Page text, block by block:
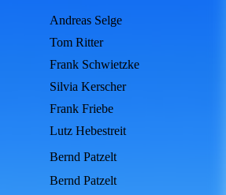
Andreas Selge
Tom Ritter
Frank Schwietzke
Silvia Kerscher
Frank Friebe
Lutz Hebestreit
Bernd Patzelt
Bernd Patzelt